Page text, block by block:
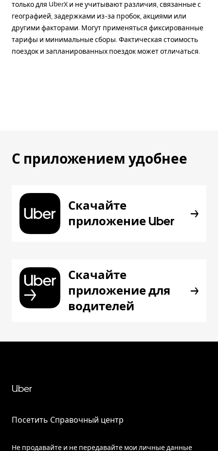
только для UberX и не учитывают различия, связанные с
географией, задержками из-за пробок, акциями или
другими факторами. Могут применяться фиксированные
тарифы и минимальные сборы. Фактическая стоимость
поездок и запланированных поездок может отличаться.
С приложением удобнее
Скачайте
приложение Uber
Скачайте
приложение для
водителей
Uber
Посетить Справочный центр
Не продавайте и не передавайте мои личные данные